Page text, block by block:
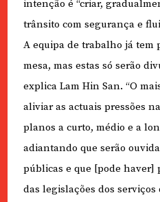
intenção é “criar,
trânsito com segurança e
A equipa de trabalho já tem
mesa, mas estas só serão
explica Lam Hin San. “O
aliviar as actuais pressões
planos a curto, médio e a
adiantando que serão
públicas e que [pode haver]
das legislações dos serviços